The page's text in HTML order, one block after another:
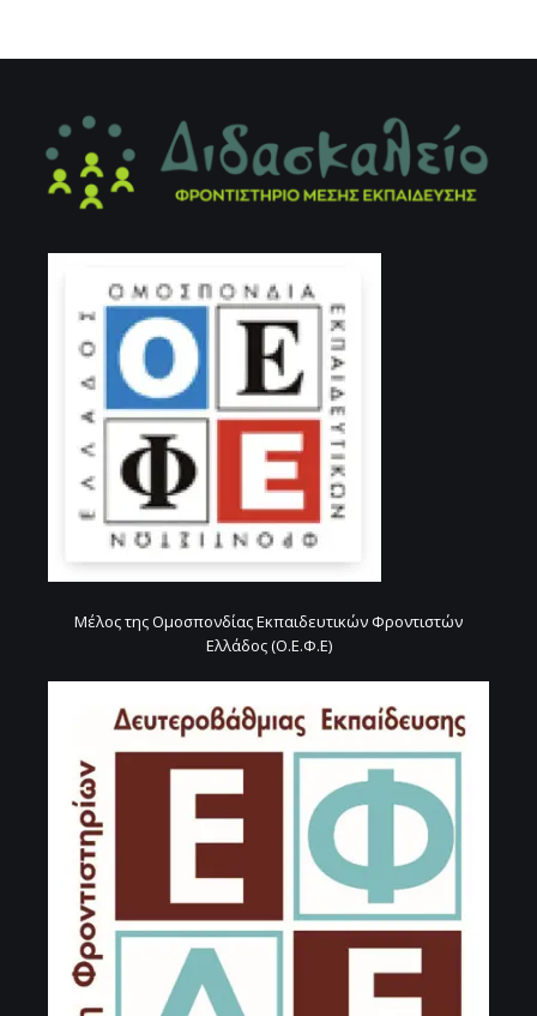
Μέλος της Ομοσπονδίας Εκπαιδευτικών Φροντιστών
Ελλάδος (Ο.Ε.Φ.Ε)